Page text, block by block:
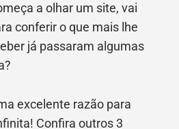
a olhar um site, vai
conferir o que mais lhe
já passaram algumas
excelente razão para
Confira outros 3